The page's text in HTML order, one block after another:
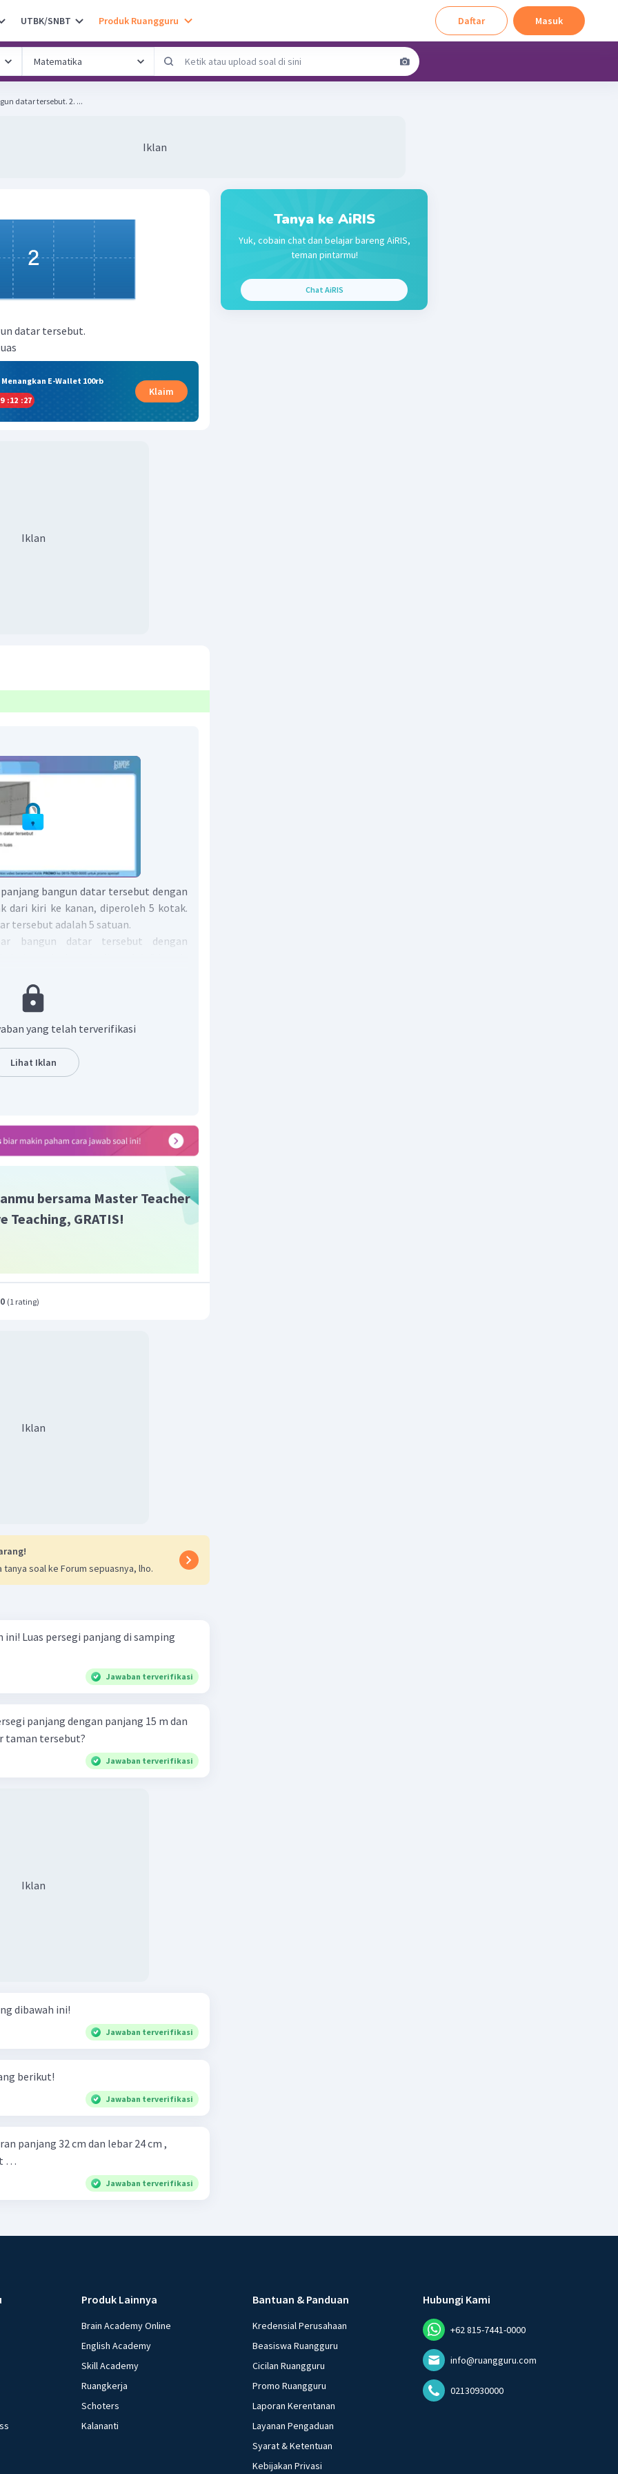
UTBK/SNBT Produk Ruangguru Daftar Masuk
Tentukan luas bangun-bangun datar tersebut. 2. ...
Iklan
datar tersebut.
E-Wallet 100rb
:12 :27
Klaim
Iklan
bangun datar tersebut dengan
dari kiri ke kanan, diperoleh 5 kotak.
tersebut adalah 5 satuan.
bangun datar tersebut dengan
berbentuk persegi panjang, maka
tersebut yaitu menggunakan luas
2 adalah 10 satuan luas.
yang telah terverifikasi
Lihat Iklan
bersama Master Teacher
Teaching, GRATIS!
(1 rating)
Iklan
tanya soal ke Forum sepuasnya, lho.
Jawaban terverifikasi
panjang dengan panjang 15 m dan
taman tersebut?
Jawaban terverifikasi
Iklan
dibawah ini!
Jawaban terverifikasi
berikut!
Jawaban terverifikasi
panjang 32 cm dan lebar 24 cm ,
…
Jawaban terverifikasi
Tanya ke AiRIS
Yuk, cobain chat dan belajar bareng AiRIS,
teman pintarmu!
Chat AiRIS
Produk Lainnya
Brain Academy Online
English Academy
Skill Academy
Ruangkerja
Schoters
Kalananti
Bantuan & Panduan
Kredensial Perusahaan
Beasiswa Ruangguru
Cicilan Ruangguru
Promo Ruangguru
Laporan Kerentanan
Layanan Pengaduan
Syarat & Ketentuan
Kebijakan Privasi
Hubungi Kami
+62 815-7441-0000
info@ruangguru.com
02130930000